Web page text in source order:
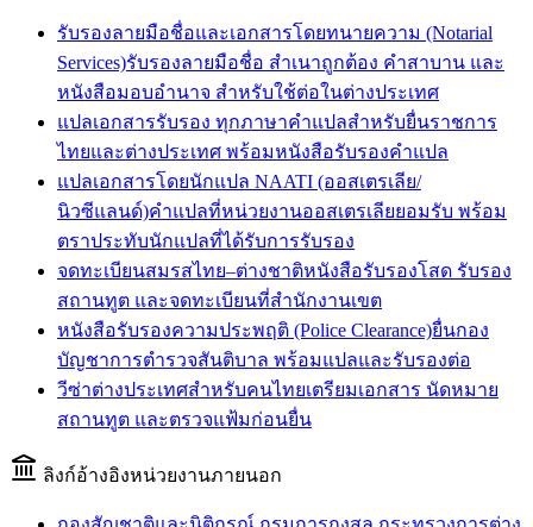
รับรองลายมือชื่อและเอกสารโดยทนายความ (Notarial
Services)รับรองลายมือชื่อ สำเนาถูกต้อง คำสาบาน และ
หนังสือมอบอำนาจ สำหรับใช้ต่อในต่างประเทศ
แปลเอกสารรับรอง ทุกภาษาคำแปลสำหรับยื่นราชการ
ไทยและต่างประเทศ พร้อมหนังสือรับรองคำแปล
แปลเอกสารโดยนักแปล NAATI (ออสเตรเลีย/
นิวซีแลนด์)คำแปลที่หน่วยงานออสเตรเลียยอมรับ พร้อม
ตราประทับนักแปลที่ได้รับการรับรอง
จดทะเบียนสมรสไทย–ต่างชาติหนังสือรับรองโสด รับรอง
สถานทูต และจดทะเบียนที่สำนักงานเขต
หนังสือรับรองความประพฤติ (Police Clearance)ยื่นกอง
บัญชาการตำรวจสันติบาล พร้อมแปลและรับรองต่อ
วีซ่าต่างประเทศสำหรับคนไทยเตรียมเอกสาร นัดหมาย
สถานทูต และตรวจแฟ้มก่อนยื่น
ลิงก์อ้างอิงหน่วยงานภายนอก